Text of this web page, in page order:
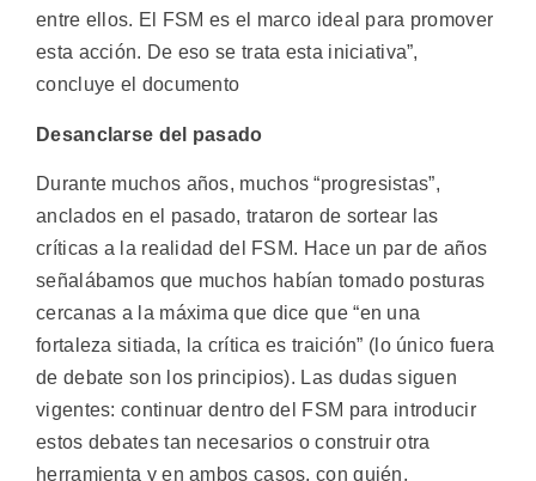
entre ellos. El FSM es el marco ideal para promover
esta acción. De eso se trata esta iniciativa”,
concluye el documento
Desanclarse del pasado
Durante muchos años, muchos “progresistas”,
anclados en el pasado, trataron de sortear las
críticas a la realidad del FSM. Hace un par de años
señalábamos que muchos habían tomado posturas
cercanas a la máxima que dice que “en una
fortaleza sitiada, la crítica es traición” (lo único fuera
de debate son los principios). Las dudas siguen
vigentes: continuar dentro del FSM para introducir
estos debates tan necesarios o construir otra
herramienta y en ambos casos, con quién.